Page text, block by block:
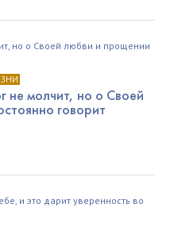
молчит, но о Своей
говорит